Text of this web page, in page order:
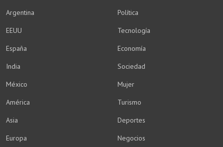
Argentina
EEUU
España
India
México
América
Asia
Europa
Política
Tecnología
Economía
Sociedad
Mujer
Turismo
Deportes
Negocios